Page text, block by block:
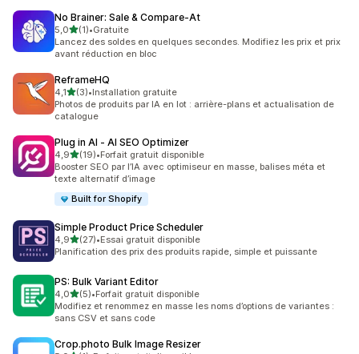
No Brainer: Sale & Compare‑At
5,0étoile(s) sur 5
(1)
1 avis au total
•Gratuite
Lancez des soldes en quelques secondes. Modifiez les prix et prix
avant réduction en bloc
ReframeHQ
4,1étoile(s) sur 5
(3)
3 avis au total
•Installation gratuite
Photos de produits par IA en lot : arrière-plans et actualisation de
catalogue
Plug in AI ‑ AI SEO Optimizer
4,9étoile(s) sur 5
(19)
19 avis au total
•Forfait gratuit disponible
Booster SEO par l’IA avec optimiseur en masse, balises méta et
texte alternatif d’image
Built for Shopify
Simple Product Price Scheduler
4,9étoile(s) sur 5
(27)
27 avis au total
•Essai gratuit disponible
Planification des prix des produits rapide, simple et puissante
PS: Bulk Variant Editor
4,0étoile(s) sur 5
(5)
5 avis au total
•Forfait gratuit disponible
Modifiez et renommez en masse les noms d’options de variantes :
sans CSV et sans code
Crop.photo Bulk Image Resizer